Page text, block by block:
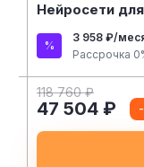
Нейросети
3 958 ₽/
Рассрочка
118 760 ₽
47 504 ₽